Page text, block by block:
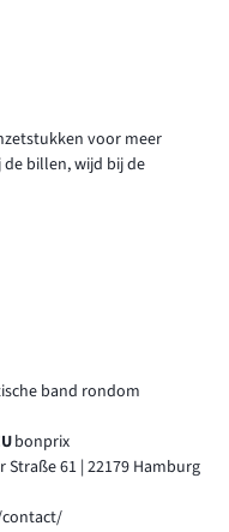
voor meer
billen, wijd bij de
band rondom
bonprix
61 | 22179 Hamburg